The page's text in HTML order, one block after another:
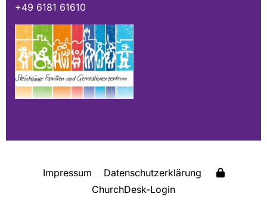
+49 6181 61610
Impressum
Datenschutzerklärung
ChurchDesk-Login